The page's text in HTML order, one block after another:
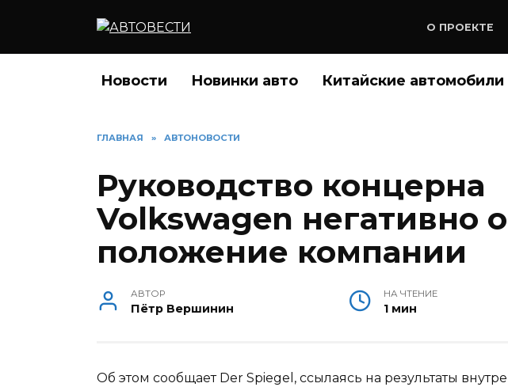
О ПРОЕКТЕ
Новости Новинки авто Китайские автомобили
ГЛАВНАЯ » АВТОНОВОСТИ
Руководство концерна
Volkswagen негативно
положение компании
АВТОР
Пётр Вершинин
НА ЧТЕНИЕ
1 мин
Об этом сообщает Der Spiegel, ссылаясь на результаты